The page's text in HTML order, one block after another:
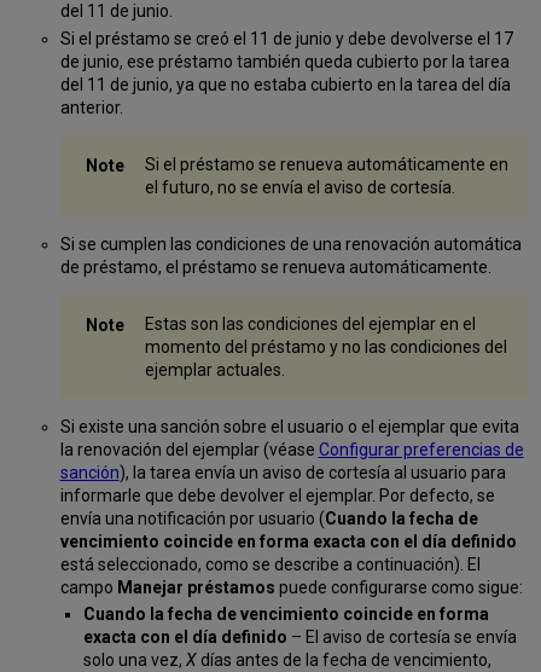
del 11 de junio.
Si el préstamo se creó el 11 de junio y debe devolverse el 17
de junio, ese préstamo también queda cubierto por la tarea
del 11 de junio, ya que no estaba cubierto en la tarea del día
anterior.
Si el préstamo se renueva automáticamente en
el futuro, no se envía el aviso de cortesía.
Si se cumplen las condiciones de una renovación automática
de préstamo, el préstamo se renueva automáticamente.
Estas son las condiciones del ejemplar en el
momento del préstamo y no las condiciones del
ejemplar actuales.
Si existe una sanción sobre el usuario o el ejemplar que evita
la renovación del ejemplar (véase Configurar preferencias de
sanción), la tarea envía un aviso de cortesía al usuario para
informarle que debe devolver el ejemplar. Por defecto, se
envía una notificación por usuario (Cuando la fecha de
vencimiento coincide en forma exacta con el día definido
está seleccionado, como se describe a continuación). El
campo Manejar préstamos puede configurarse como sigue:
Cuando la fecha de vencimiento coincide en forma
exacta con el día definido – El aviso de cortesía se envía
solo una vez,X días antes de la fecha de vencimiento,